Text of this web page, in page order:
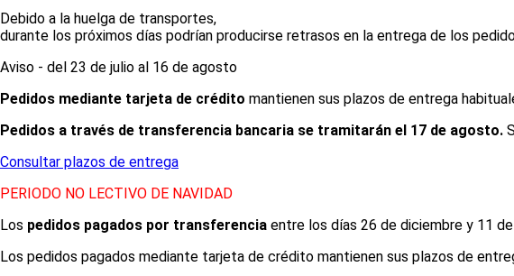
Debido a la huelga de transportes,
durante los próximos días podrían producirse retrasos en la entrega de los
Aviso - del 23 de julio al 16 de agosto
Pedidos mediante tarjeta de crédito mantienen sus plazos de entrega
Pedidos a través de transferencia bancaria se tramitarán el 17 de agosto.
Consultar plazos de entrega
PERIODO NO LECTIVO DE NAVIDAD
Los pedidos pagados por transferencia entre los días 26 de diciembre y 11
Los pedidos pagados mediante tarjeta de crédito mantienen sus plazos de